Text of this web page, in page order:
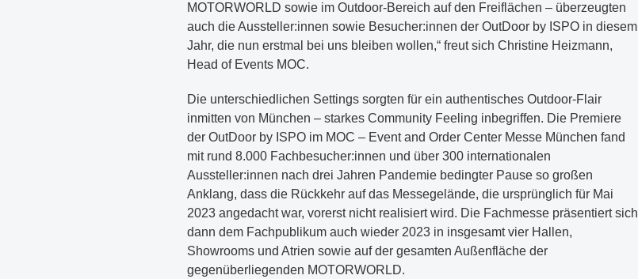
MOTORWORLD sowie im Outdoor-Bereich auf den Freiflächen – überzeugten
auch die Aussteller:innen sowie Besucher:innen der OutDoor by ISPO in diesem
Jahr, die nun erstmal bei uns bleiben wollen,“ freut sich Christine Heizmann,
Head of Events MOC.
Die unterschiedlichen Settings sorgten für ein authentisches Outdoor-Flair
inmitten von München – starkes Community Feeling inbegriffen. Die Premiere
der OutDoor by ISPO im MOC – Event and Order Center Messe München fand
mit rund 8.000 Fachbesucher:innen und über 300 internationalen
Aussteller:innen nach drei Jahren Pandemie bedingter Pause so großen
Anklang, dass die Rückkehr auf das Messegelände, die ursprünglich für Mai
2023 angedacht war, vorerst nicht realisiert wird. Die Fachmesse präsentiert sich
dann dem Fachpublikum auch wieder 2023 in insgesamt vier Hallen,
Showrooms und Atrien sowie auf der gesamten Außenfläche der
gegenüberliegenden MOTORWORLD.